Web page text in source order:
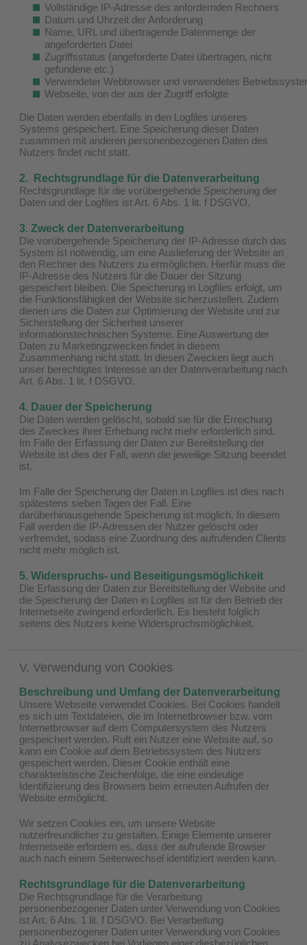
Vollständige IP-Adresse des anfordernden Rechners
Datum und Uhrzeit der Anforderung
Name, URL und übertragende Datenmenge der
angeforderten Datei
Zugriffsstatus (angeforderte Datei übertragen, nicht
gefundene etc.)
Verwendeter Webbrowser und verwendetes
Webseite, von der aus der Zugriff erfolgte
Die Daten werden ebenfalls in den Logfiles unseres
Systems gespeichert. Eine Speicherung dieser Daten
zusammen mit anderen personenbezogenen Daten des
Nutzers findet nicht statt.
2. Rechtsgrundlage für die Datenverarbeitung
Rechtsgrundlage für die vorübergehende Speicherung der
Daten und der Logfiles ist Art. 6 Abs. 1 lit. f DSGVO.
3. Zweck der Datenverarbeitung
Die vorübergehende Speicherung der IP-Adresse durch das
System ist notwendig, um eine Auslieferung der Website an
den Rechner des Nutzers zu ermöglichen. Hierfür muss die
IP-Adresse des Nutzers für die Dauer der Sitzung
gespeichert bleiben. Die Speicherung in Logfiles erfolgt, um
die Funktionsfähigkeit der Website sicherzustellen. Zudem
dienen uns die Daten zur Optimierung der Website und zur
Sicherstellung der Sicherheit unserer
informationstechnischen Systeme. Eine Auswertung der
Daten zu Marketingzwecken findet in diesem
Zusammenhang nicht statt. In diesen Zwecken liegt auch
unser berechtigtes Interesse an der Datenverarbeitung nach
Art. 6 Abs. 1 lit. f DSGVO.
4. Dauer der Speicherung
Die Daten werden gelöscht, sobald sie für die Erreichung
des Zweckes ihrer Erhebung nicht mehr erforderlich sind.
Im Falle der Erfassung der Daten zur Bereitstellung der
Website ist dies der Fall, wenn die jeweilige Sitzung beendet
ist.
Im Falle der Speicherung der Daten in Logfiles ist dies nach
spätestens sieben Tagen der Fall. Eine
darüberhinausgehende Speicherung ist möglich. In diesem
Fall werden die IP-Adressen der Nutzer gelöscht oder
verfremdet, sodass eine Zuordnung des aufrufenden Clients
nicht mehr möglich ist.
5. Widerspruchs- und Beseitigungsmöglichkeit
Die Erfassung der Daten zur Bereitstellung der Website und
die Speicherung der Daten in Logfiles ist für den Betrieb der
Internetseite zwingend erforderlich. Es besteht folglich
seitens des Nutzers keine Widerspruchsmöglichkeit.
V. Verwendung von Cookies
Beschreibung und Umfang der Datenverarbeitung
Unsere Webseite verwendet Cookies. Bei Cookies handelt
es sich um Textdateien, die im Internetbrowser bzw. vom
Internetbrowser auf dem Computersystem des Nutzers
gespeichert werden. Ruft ein Nutzer eine Website auf, so
kann ein Cookie auf dem Betriebssystem des Nutzers
gespeichert werden. Dieser Cookie enthält eine
charakteristische Zeichenfolge, die eine eindeutige
Identifizierung des Browsers beim erneuten Aufrufen der
Website ermöglicht.
Wir setzen Cookies ein, um unsere Website
nutzerfreundlicher zu gestalten. Einige Elemente unserer
Internetseite erfordern es, dass der aufrufende Browser
auch nach einem Seitenwechsel identifiziert werden kann.
Rechtsgrundlage für die Datenverarbeitung
Die Rechtsgrundlage für die Verarbeitung
personenbezogener Daten unter Verwendung von Cookies
ist Art. 6 Abs. 1 lit. f DSGVO. Bei Verarbeitung
personenbezogener Daten unter Verwendung von Cookies